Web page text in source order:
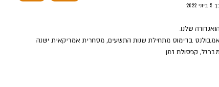
5 ביוני 2022
שלנו.
בדימוס מתחילת שנות התשעים, מסחרית אמריקאית ישנה
קפסולת זמן.